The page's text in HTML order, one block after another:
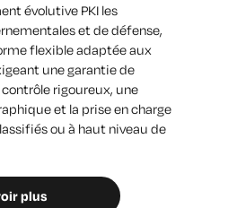
évolutive PKI les
et de défense,
flexible adaptée aux
une garantie de
rigoureux, une
et la prise en charge
ou à haut niveau de
plus